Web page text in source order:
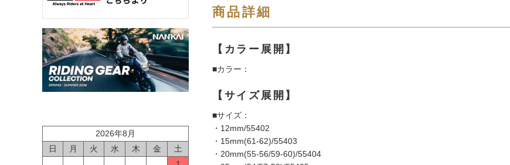
2026年8月
日
月 火 水 木 金
土
商品詳細
【カラー展開】
■カラー：
【サイズ展開】
■サイズ：
・12mm/55402
・15mm(61-62)/55403
・20mm(55-56/59-60)/55404